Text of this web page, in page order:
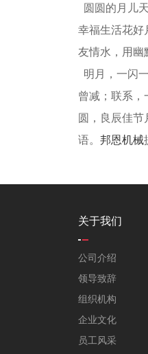
圆圆的月儿
幸福生活花好
友情水，用幽
明月，一闪
曾减；联系，
圆，良辰佳
语。 邦恩机械
关于我们
公司介绍
领导致辞
组织机构
企业文化
员工风采